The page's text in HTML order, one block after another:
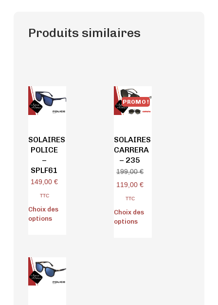
Produits similaires
SOLAIRES
POLICE
–
SPLF61
149,00 €
TTC
Choix des
options
PROMO !
SOLAIRES
CARRERA
– 235
199,00€
119,00 €
TTC
Choix des
options